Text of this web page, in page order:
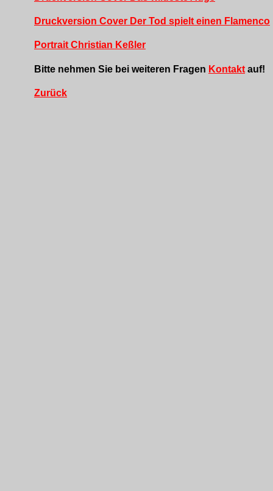
Druckversion Cover Der Tod spielt einen Flamenco
Portrait Christian Keßler
Bitte nehmen Sie bei weiteren Fragen Kontakt auf!
Zurück